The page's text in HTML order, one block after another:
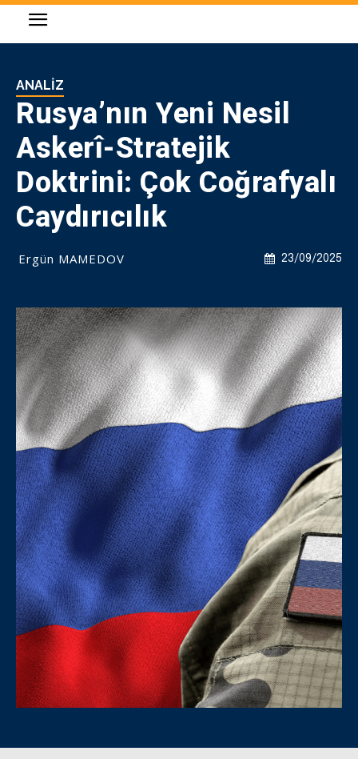
ANALIZ
Rusya’nın Yeni Nesil
Askerî-Stratejik
Doktrini: Çok Coğrafyalı
Caydırıcılık
23/09/2025
Ergün MAMEDOV